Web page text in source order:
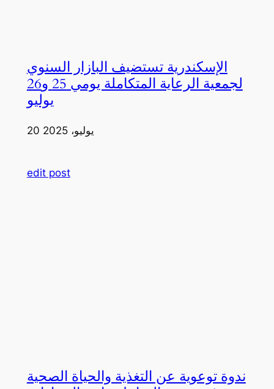
الإسكندرية تستضيف البازار السنوي
لجمعية الرعاية المتكاملة يومي 25 و26
يوليو
20 يوليو، 2025
edit post
ندوة توعوية عن التغذية والحياة الصحية